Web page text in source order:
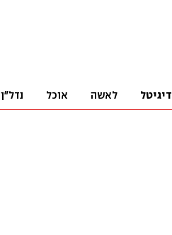
דיגיטל לאשה אוכל נדל"ן